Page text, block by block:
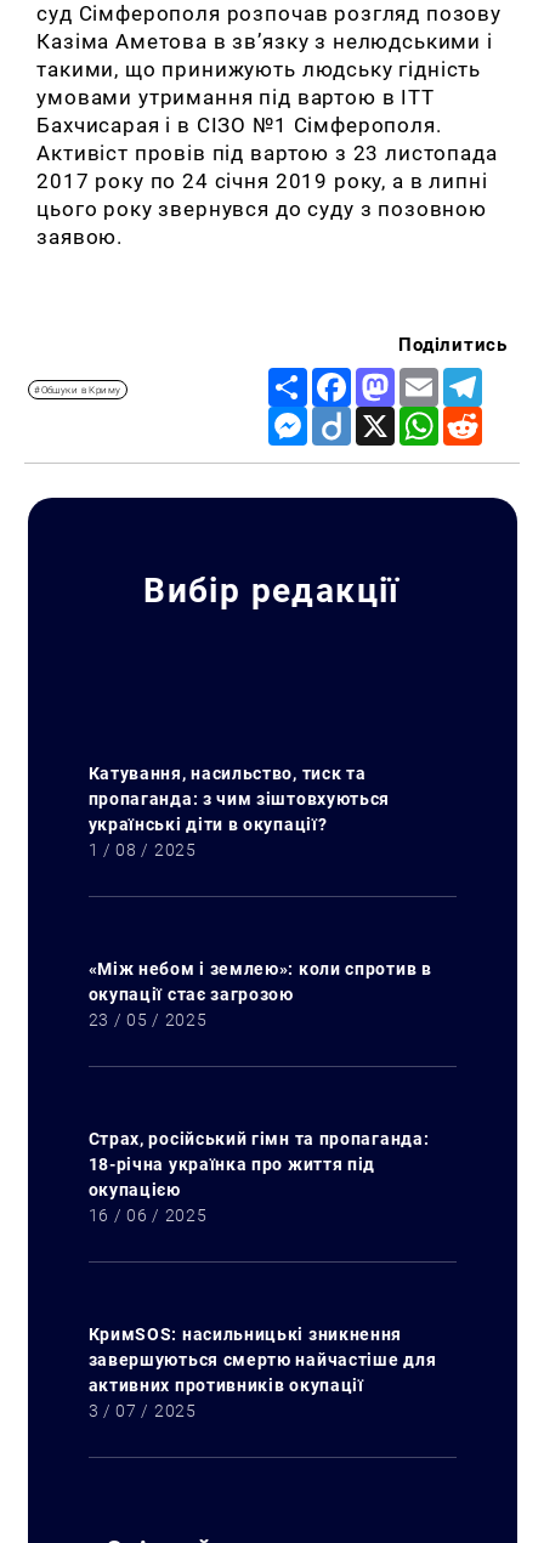
суд Сімферополя розпочав розгляд позову
Казіма Аметова в зв’язку з нелюдськими і
такими, що принижують людську гідність
умовами утримання під вартою в ІТТ
Бахчисарая і в СІЗО №1 Сімферополя.
Активіст провів під вартою з 23 листопада
2017 року по 24 січня 2019 року, а в липні
цього року звернувся до суду з позовною
заявою.
#Обшуки в Криму
Поділитись
Share FacebookMastodon
Email
Messenger
Diigo X WhatsApp
Вибір редакції
Катування, насильство, тиск та
пропаганда: з чим зіштовхуються
українські діти в окупації?
1 / 08 / 2025
«Між небом і землею»: коли спротив в
окупації стає загрозою
23 / 05 / 2025
Страх, російський гімн та пропаганда:
18-річна українка про життя під
окупацією
16 / 06 / 2025
КримSOS: насильницькі зникнення
завершуються смертю найчастіше для
активних противників окупації
3 / 07 / 2025